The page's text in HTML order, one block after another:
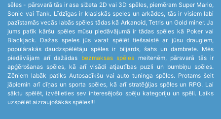
sēles - pārsvarā tās ir asa sižeta 2D vai 3D spēles, piemēram Super Mario,
Sonic vai Tank. Līdzīgas ir klasiskās speles un arkādes, tās ir visiem labi
pazīstamās vecās labās spēles tādas kā Arkanoid, Tetris un Gold miner. Ja
jums patīk kāršu spēles mūsu piedāvājumā ir tādas spēles kā Poker vai
Blackjack. Dažas speles jūs varat spēlēt tiešsaistē ar jūsu draugiem,
populārakās daudzspēlētāju spēles ir biljards, šahs un dambrete. Mēs
piedāvājam arī dažādas bezmaksas spēles meitenēm, pārsvarā tās ir
apģērbšanas spēles, kā arī visādi atjautības puzli un bumbiņu spēles.
Zēniem labāk patiks Autosacīkšu vai auto tuninga spēles. Protams šeit
jāpiemin arī cīņas un sporta spēles, kā arī stratēģijas spēles un RPG. Lai
sāktu spēlēt, izvēlieties sev interesējošo spēļu kategoriju un spēli. Laiks
uzspēlēt aizraujošākās spēles!!!